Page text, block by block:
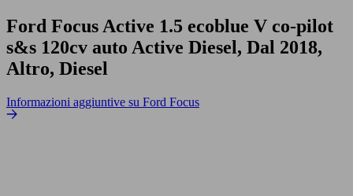
Ford Focus Active 1.5 ecoblue V co-pilot
s&s 120cv auto Active Diesel, Dal 2018,
Altro, Diesel
Informazioni aggiuntive su Ford Focus